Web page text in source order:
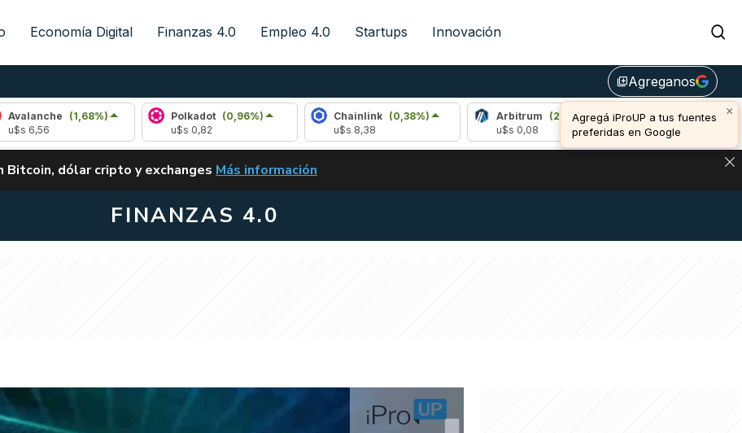
Economía Digital Finanzas 4.0 Empleo 4.0 Startups Innovación
library_addAgreganos
×
Agregá iProUP a tus fuentes
preferidas en Google
(1,68%)
Polkadot
(0,96%)
Chainlink (0,38%)
Arbitrum
(2,15%)
Bitcoin
(0,23%)
u$s 65.083,00
dólar cripto y exchanges CLARITY ACT EN ARGENTINA: IMPACTO EN BITCOIN, DÓLAR CRIPTO Y EXCHANGES
Más información
FINANZAS 4.0